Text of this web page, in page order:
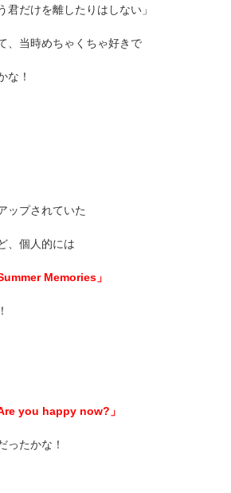
君だけを離したりはしない」
、当時めちゃくちゃ好きで
な！
ップされていた
、個人的には
Summer Memories」
Are you happy now?」
ったかな！